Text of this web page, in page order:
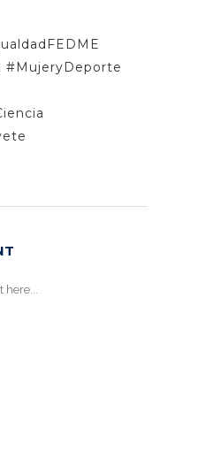
#MujeryDeporte